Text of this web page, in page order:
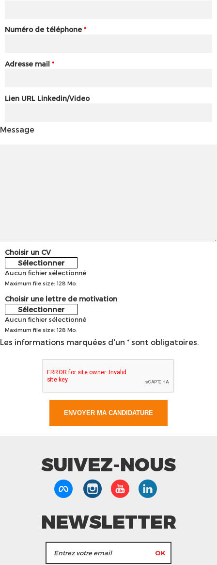
Numéro de téléphone *
Adresse mail *
Lien URL Linkedin/Video
Message
Choisir un CV
Sélectionner
Aucun fichier sélectionné
Maximum file size: 128 Mo.
Choisir une lettre de motivation
Sélectionner
Aucun fichier sélectionné
Maximum file size: 128 Mo.
Les informations marquées d'un * sont obligatoires.
SUIVEZ-NOUS
NEWSLETTER